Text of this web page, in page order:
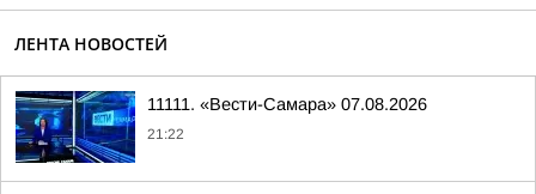
ЛЕНТА НОВОСТЕЙ
11111. «Вести-Самара» 07.08.2026
21:22